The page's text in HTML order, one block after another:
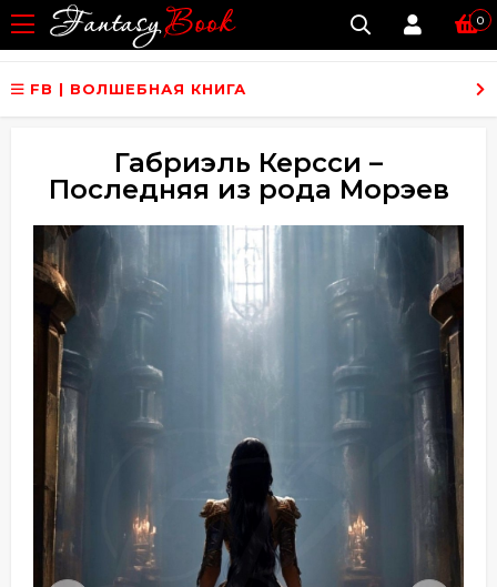
0
FB | ВОЛШЕБНАЯ КНИГА
Габриэль Керсси –
Последняя из рода Морэев